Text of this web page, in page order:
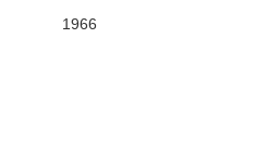
1966